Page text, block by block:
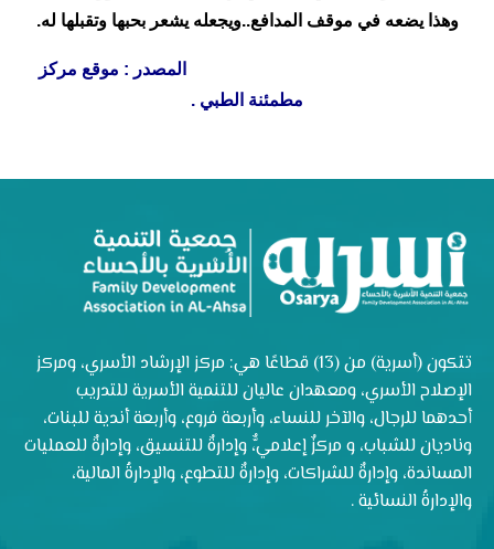
وهذا يضعه في موقف المدافع..ويجعله يشعر بحبها وتقبلها له.
المصدر : موقع مركز
مطمئنة الطبي .
تتكون (أسرية) من (13) قطاعًا هي: مركز الإرشاد الأسري، ومركز
الإصلاح الأسري، ومعهدان عاليان للتنمية الأسرية للتدريب
أحدهما للرجال، والآخر للنساء، وأربعة فروع، وأربعة أندية للبنات،
وناديان للشباب، و مركزٌ إعلاميٌّ، وإدارةٌ للتنسيق، وإدارةٌ للعمليات
المساندة، وإدارةٌ للشراكات، وإدارةٌ للتطوع، والإدارةُ المالية،
والإدارةُ النسائية .